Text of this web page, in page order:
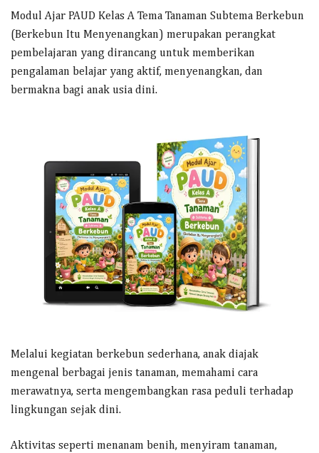
Modul Ajar PAUD Kelas A Tema Tanaman Subtema Berkebun
(Berkebun Itu Menyenangkan) merupakan perangkat
pembelajaran yang dirancang untuk memberikan
pengalaman belajar yang aktif, menyenangkan, dan
bermakna bagi anak usia dini.
Melalui kegiatan berkebun sederhana, anak diajak
mengenal berbagai jenis tanaman, memahami cara
merawatnya, serta mengembangkan rasa peduli terhadap
lingkungan sejak dini.
Aktivitas seperti menanam benih, menyiram tanaman,